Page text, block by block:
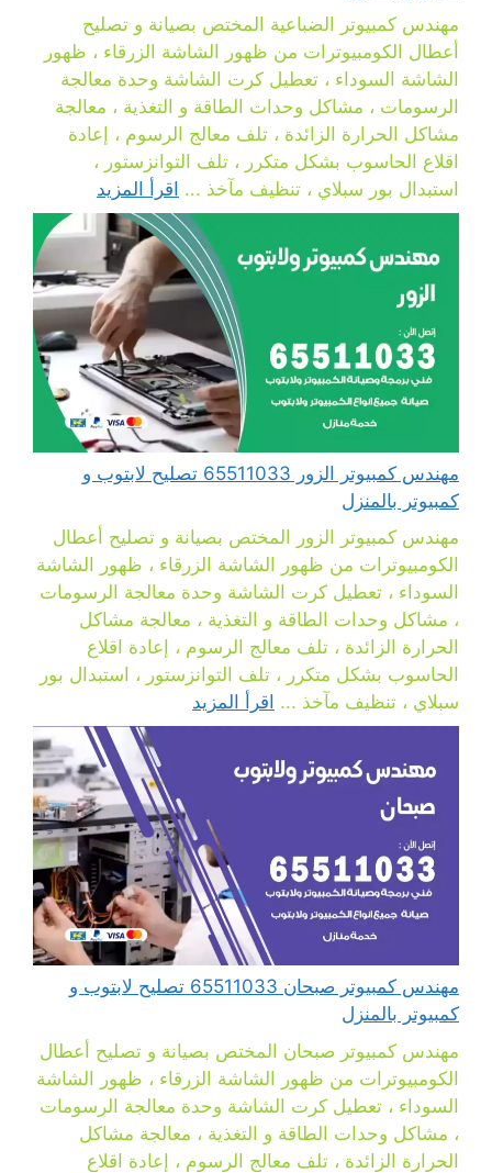
مهندس كمبيوتر الضباعية المختص بصيانة و تصليح
أعطال الكومبيوترات من ظهور الشاشة الزرقاء ، ظهور
الشاشة السوداء ، تعطيل كرت الشاشة وحدة معالجة
الرسومات ، مشاكل وحدات الطاقة و التغذية ، معالجة
مشاكل الحرارة الزائدة ، تلف معالج الرسوم ، إعادة
اقلاع الحاسوب بشكل متكرر ، تلف التوانزستور ،
استبدال بور سبلاي ، تنظيف مآخذ ... اقرأ المزيد
مهندس كمبيوتر الزور 65511033 تصليح لابتوب و
كمبيوتر بالمنزل
مهندس كمبيوتر الزور المختص بصيانة و تصليح أعطال
الكومبيوترات من ظهور الشاشة الزرقاء ، ظهور الشاشة
السوداء ، تعطيل كرت الشاشة وحدة معالجة الرسومات
، مشاكل وحدات الطاقة و التغذية ، معالجة مشاكل
الحرارة الزائدة ، تلف معالج الرسوم ، إعادة اقلاع
الحاسوب بشكل متكرر ، تلف التوانزستور ، استبدال بور
سبلاي ، تنظيف مآخذ ... اقرأ المزيد
مهندس كمبيوتر صبحان 65511033 تصليح لابتوب و
كمبيوتر بالمنزل
مهندس كمبيوتر صبحان المختص بصيانة و تصليح أعطال
الكومبيوترات من ظهور الشاشة الزرقاء ، ظهور الشاشة
السوداء ، تعطيل كرت الشاشة وحدة معالجة الرسومات
، مشاكل وحدات الطاقة و التغذية ، معالجة مشاكل
الحرارة الزائدة ، تلف معالج الرسوم ، إعادة اقلاع